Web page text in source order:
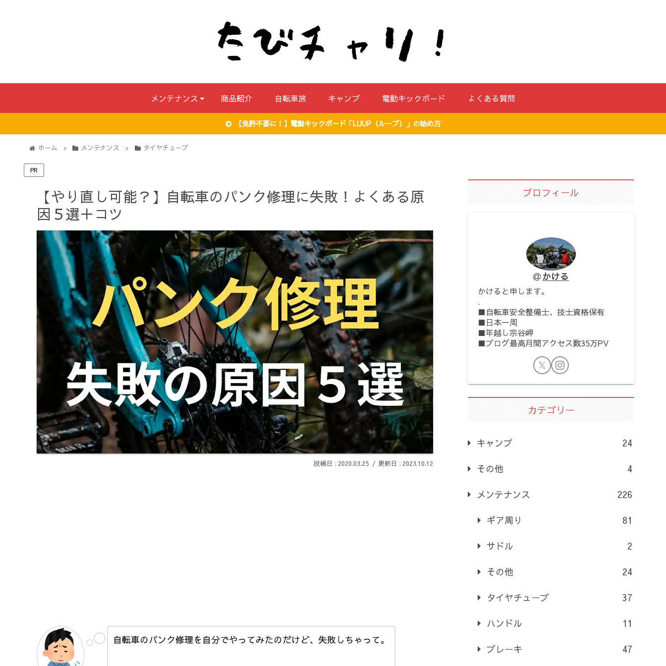
メンテナンス 商品紹介 自転車旅 キャンプ 電動キックボード よくある質問
【免許不要に！】電動キックボード「LUUP（ループ）」の始め方
ホーム メンテナンス タイヤチューブ
PR
【やり直し可能？】自転車のパンク修理に失敗！よくある原
因５選＋コツ
2020.03.25 2023.10.12
自転車のパンク修理を自分でやってみたのだけど、失敗しちゃって。
プロフィール
かける
かけると申します。
.
■自転車安全整備士、技士資格保有
■日本一周
■年越し宗谷岬
■ブログ最高月間アクセス数35万PV
カテゴリー
キャンプ 24
その他 4
メンテナンス 226
ギア周り 81
サドル 2
その他 24
タイヤチューブ 37
ハンドル 11
ブレーキ 47